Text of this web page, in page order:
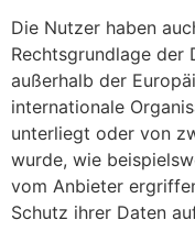
Die Nutzer haben
Rechtsgrundlage der
außerhalb der
internationale
unterliegt oder von
wurde, wie
vom Anbieter
Schutz ihrer Daten